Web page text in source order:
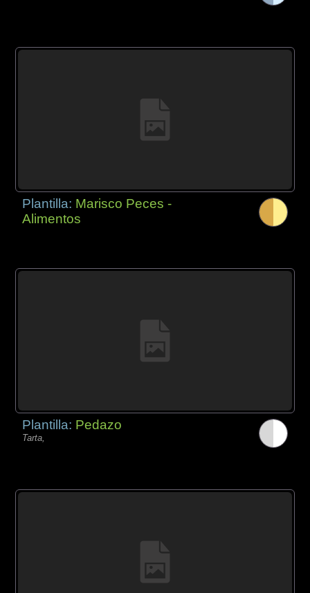
Plantilla: Marisco Peces -
Alimentos
Plantilla: Pedazo
Tarta,